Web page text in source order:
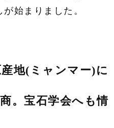
始まりました。
地(ミャンマー)に
。宝石学会へも情